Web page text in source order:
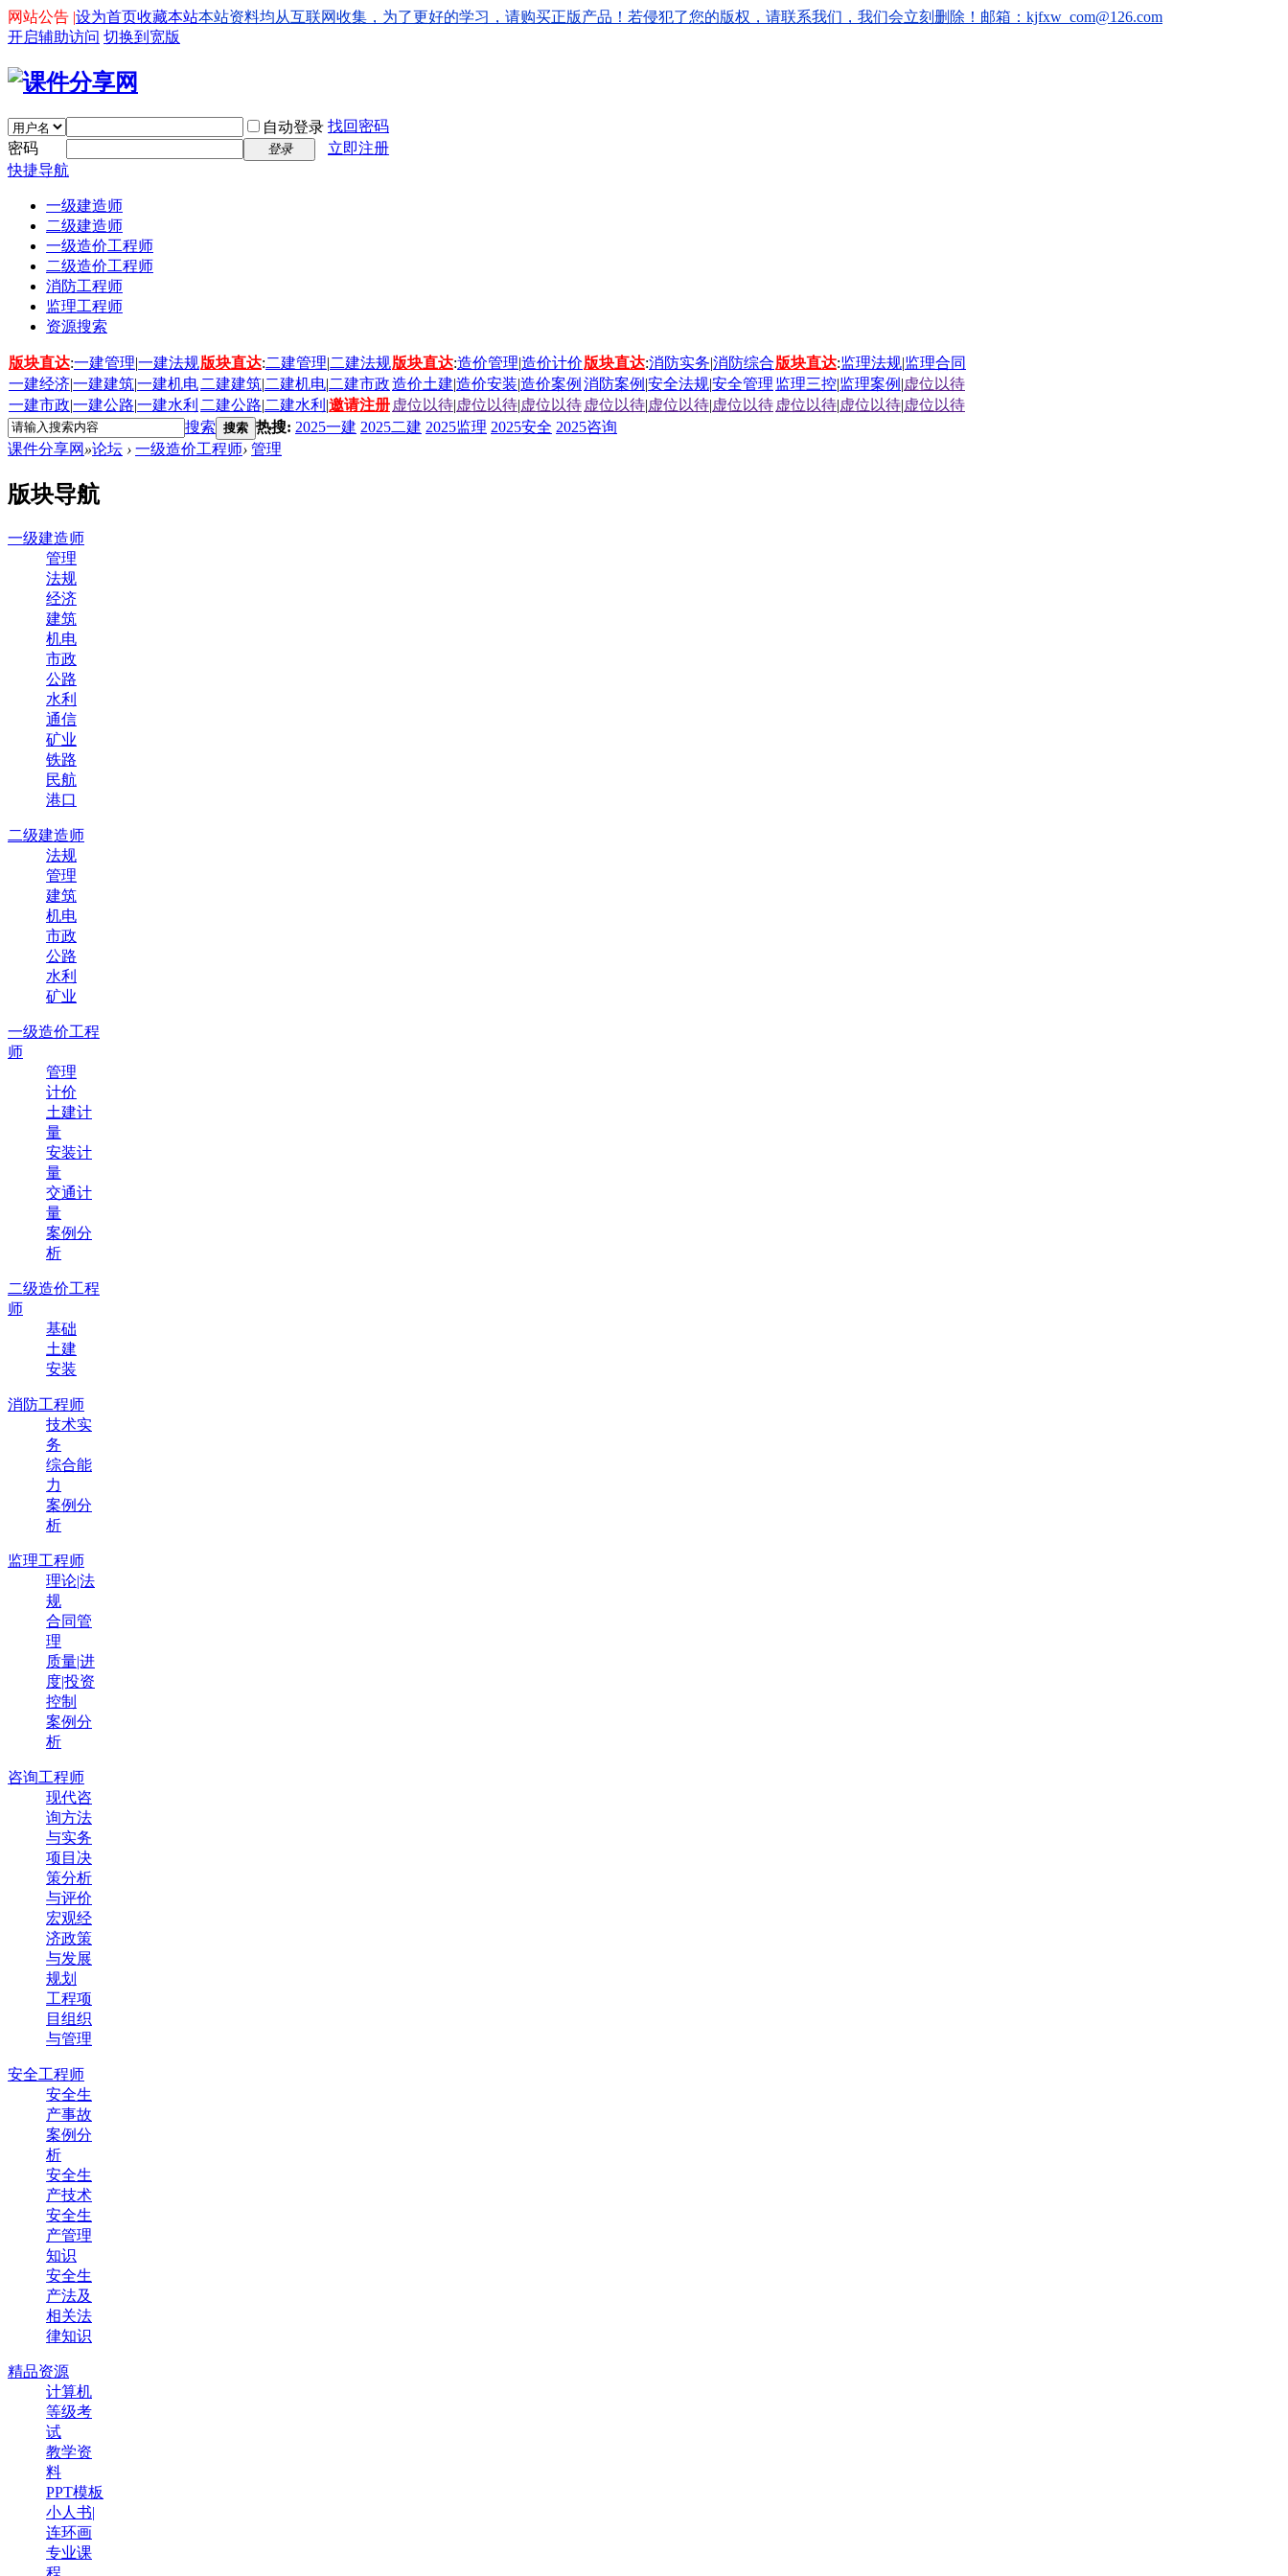
设为首页收藏本站
网站公告 |
本站资料均从互联网收集，为了更好的学习，请购买正版产品！若侵犯了您的版权，请联系我们，我们会立刻删除！邮箱：kjfxw_com@126.com
开启辅助访问 切换到宽版
自动登录 找回密码
密码
登录
立即注册
快捷导航
一级建造师
二级建造师
一级造价工程师
二级造价工程师
消防工程师
监理工程师
资源搜索
版块直达:一建管理|一建法规版块直达:二建管理|二建法规版块直达:造价管理|造价计价版块直达:消防实务|消防综合版块直达:监理法规|监理合同
一建经济|一建建筑|一建机电 二建建筑|二建机电|二建市政造价土建|造价安装|造价案例 消防案例 |安全法规|安全管理 监理三控|监理案例 |虚位以待
一建市政|一建公路|一建水利 二建公路|二建水利 |邀请注册 虚位以待|虚位以待|虚位以待 虚位以待|虚位以待|虚位以待 虚位以待|虚位以待|虚位以待
搜索 搜索 热搜: 2025一建 2025二建 2025监理 2025安全 2025咨询
课件分享网 »论坛 › 一级造价工程师› 管理
版块导航
一级建造师
管理
法规
经济
建筑
机电
市政
公路
水利
通信
矿业
铁路
民航
港口
二级建造师
法规
管理
建筑
机电
市政
公路
水利
矿业
一级造价工程
师
管理
计价
土建计
量
安装计
量
交通计
量
案例分
析
二级造价工程
师
基础
土建
安装
消防工程师
技术实
务
综合能
力
案例分
析
监理工程师
理论|法
规
合同管
理
质量|进
度|投资
控制
案例分
析
咨询工程师
现代咨
询方法
与实务
项目决
策分析
与评价
宏观经
济政策
与发展
规划
工程项
目组织
与管理
安全工程师
安全生
产事故
案例分
析
安全生
产技术
安全生
产管理
知识
安全生
产法及
相关法
律知识
精品资源
计算机
等级考
试
教学资
料
PPT模板
小人书|
连环画
专业课
程